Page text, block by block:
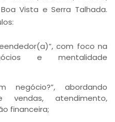
Vista e Serra Talhada.
com foco na
e mentalidade
negócio?”, abordando
vendas, atendimento,
financeira;